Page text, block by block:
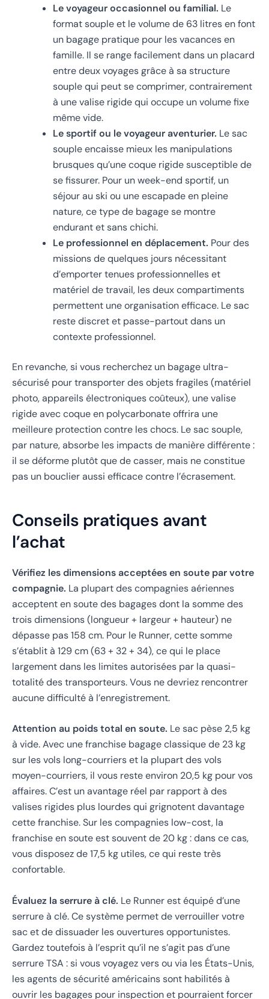
Le voyageur occasionnel ou familial. Le
format souple et le volume de 63 litres en font
un bagage pratique pour les vacances en
famille. Il se range facilement dans un placard
entre deux voyages grâce à sa structure
souple qui peut se comprimer, contrairement
à une valise rigide qui occupe un volume fixe
même vide.
Le sportif ou le voyageur aventurier. Le sac
souple encaisse mieux les manipulations
brusques qu’une coque rigide susceptible de
se fissurer. Pour un week-end sportif, un
séjour au ski ou une escapade en pleine
nature, ce type de bagage se montre
endurant et sans chichi.
Le professionnel en déplacement. Pour des
missions de quelques jours nécessitant
d’emporter tenues professionnelles et
matériel de travail, les deux compartiments
permettent une organisation efficace. Le sac
reste discret et passe-partout dans un
contexte professionnel.
En revanche, si vous recherchez un bagage ultra-
sécurisé pour transporter des objets fragiles (matériel
photo, appareils électroniques coûteux), une valise
rigide avec coque en polycarbonate offrira une
meilleure protection contre les chocs. Le sac souple,
par nature, absorbe les impacts de manière différente :
il se déforme plutôt que de casser, mais ne constitue
pas un bouclier aussi efficace contre l’écrasement.
Conseils pratiques avant
l’achat
Vérifiez les dimensions acceptées en soute par votre
compagnie. La plupart des compagnies aériennes
acceptent en soute des bagages dont la somme des
trois dimensions (longueur + largeur + hauteur) ne
dépasse pas 158 cm. Pour le Runner, cette somme
s’établit à 129 cm (63 + 32 + 34), ce qui le place
largement dans les limites autorisées par la quasi-
totalité des transporteurs. Vous ne devriez rencontrer
aucune difficulté à l’enregistrement.
Attention au poids total en soute. Le sac pèse 2,5 kg
à vide. Avec une franchise bagage classique de 23 kg
sur les vols long-courriers et la plupart des vols
moyen-courriers, il vous reste environ 20,5 kg pour vos
affaires. C’est un avantage réel par rapport à des
valises rigides plus lourdes qui grignotent davantage
cette franchise. Sur les compagnies low-cost, la
franchise en soute est souvent de 20 kg : dans ce cas,
vous disposez de 17,5 kg utiles, ce qui reste très
confortable.
Évaluez la serrure à clé. Le Runner est équipé d’une
serrure à clé. Ce système permet de verrouiller votre
sac et de dissuader les ouvertures opportunistes.
Gardez toutefois à l’esprit qu’il ne s’agit pas d’une
serrure TSA : si vous voyagez vers ou via les États-Unis,
les agents de sécurité américains sont habilités à
ouvrir les bagages pour inspection et pourraient forcer